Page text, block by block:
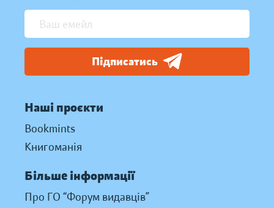
Підписатись
Наші проєкти
Bookmints
Книгоманія
Більше інформації
Про ГО “Форум видавців”